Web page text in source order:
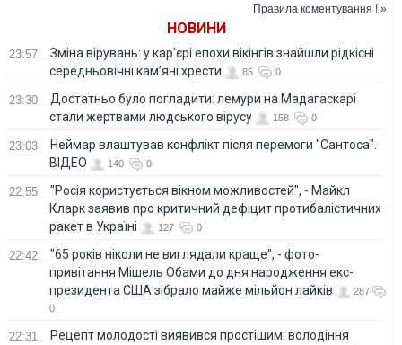
"катастрофічної"
Bloomberg
Правила коментування ! »
НОВИНИ
23:57
Зміна вірувань: у кар'єрі епохи вікінгів знайшли рідкісні
середньовічні кам’яні хрести
85 0
23:30
Достатньо було погладити: лемури на Мадагаскарі
стали жертвами людського вірусу
158 0
23:03
Неймар влаштував конфлікт після перемоги "Сантоса".
ВІДЕО
140 0
22:55
"Росія користується вікном можливостей", - Майкл
Кларк заявив про критичний дефіцит протибалістичних
ракет в Україні
127 0
22:42
"65 років ніколи не виглядали краще", - фото-
привітання Мішель Обами до дня народження екс-
президента США зібрало майже мільйон лайків
287
0
22:31
Рецепт молодості виявився простішим: володіння